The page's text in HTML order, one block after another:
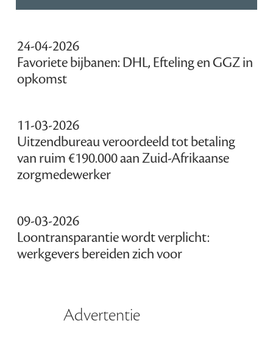
24-04-2026
Favoriete bijbanen: DHL, Efteling en GGZ in
opkomst
11-03-2026
Uitzendbureau veroordeeld tot betaling
van ruim €190.000 aan Zuid-Afrikaanse
zorgmedewerker
09-03-2026
Loontransparantie wordt verplicht:
werkgevers bereiden zich voor
Advertentie